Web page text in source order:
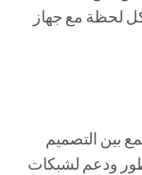
لحظة مع جهاز
بين التصميم
ودعم لشبكات